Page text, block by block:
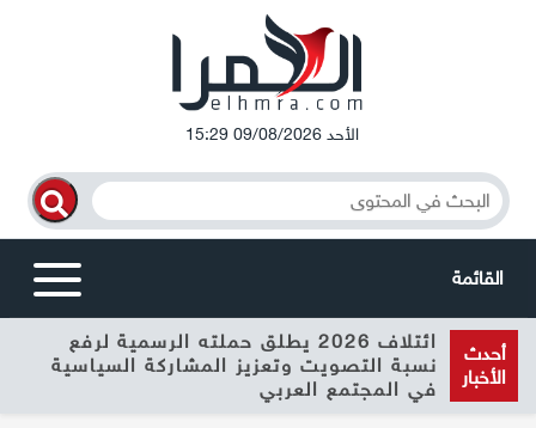
الأحد 09/08/2026 15:29
القائمة
أخبار محلية
الرامة
أحدث
الأخبار
ائتلاف 2026 يطلق حملته الرسمية لرفع
نسبة التصويت وتعزيز المشاركة السياسية
في المجتمع العربي